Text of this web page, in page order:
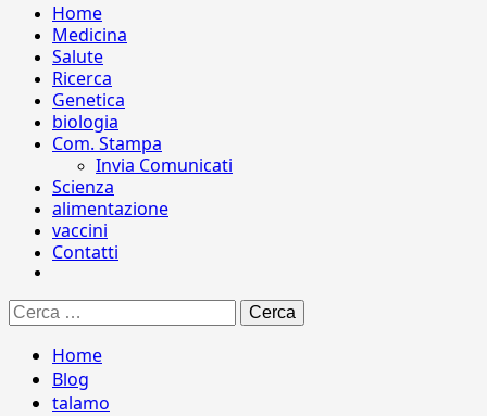
Home
Medicina
Salute
Ricerca
Genetica
biologia
Com. Stampa
Invia Comunicati
Scienza
alimentazione
vaccini
Contatti
Ricerca
per:
Home
Blog
talamo